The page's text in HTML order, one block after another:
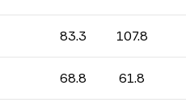
83.3 107.8
68.8 61.8